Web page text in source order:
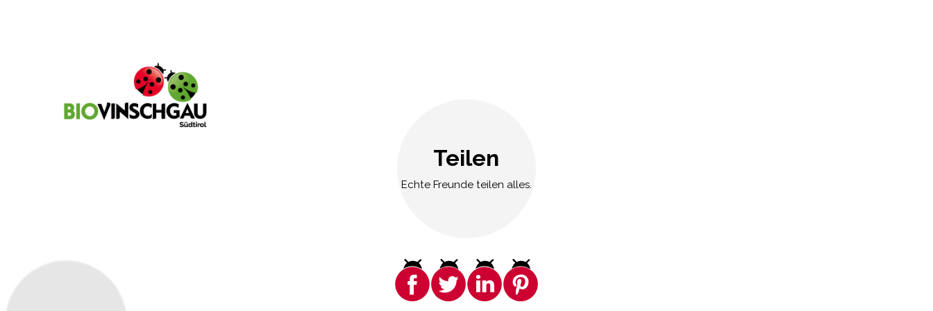
Teilen
Echte Freunde teilen alles.